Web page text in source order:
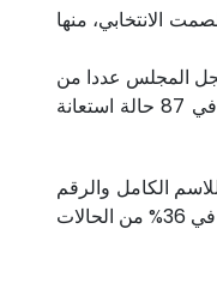
الصمت الانتخابي، منها
وأنه في هذه الحالات، فالبناية لا تتوفر على مصعد إلا في أقل من 13% منها. كما سجل المجلس عددا من
الحالات التي كان فيها "التصميم العام" غير مناسب للأشخاص في وضعية إعاقة (ارتفاع طاولة المعزل أو ضيقه، ضيق مدخل المكتب، وجود عتبات، ...). وسجل المجلس في 87 حالة استعانة
الكاتب بصوت مسموع للاسم الكامل والرقم
الترتيبي للناخب. وفي 3.3% من الاستمارات تم تسجيل حالات لم يتم التحقق من هوية الناخب، كما تم تسجيل 6 حالات بها محاولة لانتحال صفة ناخب. وسجل المجلس كذلك في 36% من الحالات